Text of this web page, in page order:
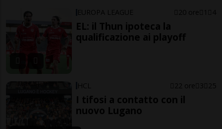
EUROPA LEAGUE 20 ore 1 4
EL: il Thun ipoteca la
qualificazione ai playoff
HCL 22 ore 3 25
I tifosi a contatto con il
nuovo Lugano